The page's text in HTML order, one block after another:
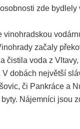
zde bydlely
začaly
čistila voda z
dobách největší
či Pankráce a
Nájemníci jsou